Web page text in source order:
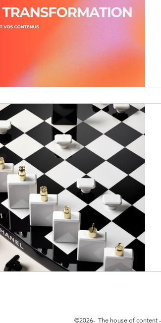
©2026- The house of content